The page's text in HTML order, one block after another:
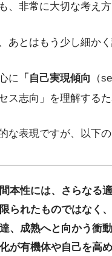
、非常に大切な考え方
あとはもう少し細かく
に 「自己実現傾向 （
ス志向」を理解するた
な表現ですが、以下
本性には、さらなる
られたものではなく
、成熟へと向かう衝
が有機体や自己を高